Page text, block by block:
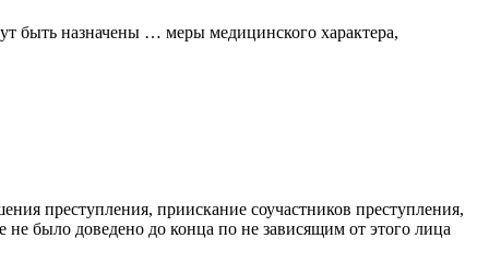
быть назначены … меры медицинского характера,
преступления, приискание соучастников преступления,
было доведено до конца по не зависящим от этого лица